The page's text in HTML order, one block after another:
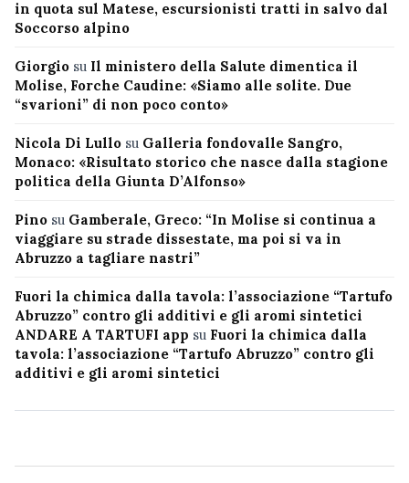
in quota sul Matese, escursionisti tratti in salvo dal
Soccorso alpino
Giorgio su Il ministero della Salute dimentica il
Molise, Forche Caudine: «Siamo alle solite. Due
“svarioni” di non poco conto»
Nicola Di Lullo su Galleria fondovalle Sangro,
Monaco: «Risultato storico che nasce dalla stagione
politica della Giunta D’Alfonso»
Pino su Gamberale, Greco: “In Molise si continua a
viaggiare su strade dissestate, ma poi si va in
Abruzzo a tagliare nastri”
Fuori la chimica dalla tavola: l’associazione “Tartufo
Abruzzo” contro gli additivi e gli aromi sintetici
ANDARE A TARTUFI app su Fuori la chimica dalla
tavola: l’associazione “Tartufo Abruzzo” contro gli
additivi e gli aromi sintetici